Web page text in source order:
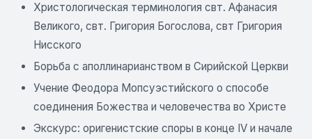
Христологическая терминология свт. Афанасия
Великого, свт. Григория Богослова, свт Григория
Нисского
Борьба с аполлинарианством в Сирийской Церкви
Учение Феодора Мопсуэстийского о способе
соединения Божества и человечества во Христе
Экскурс: оригенистские споры в конце IV и начале